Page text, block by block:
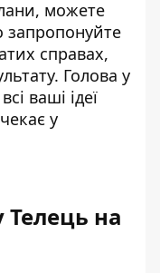
можете
запропонуйте
справах,
Голова у
ваші ідеї
у
Телець на